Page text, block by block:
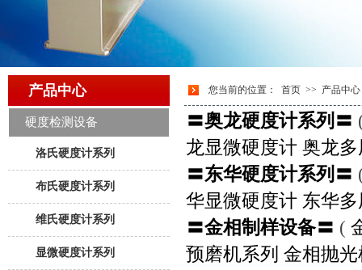
产品中心
硬度检测设备
洛氏硬度计系列
布氏硬度计系列
维氏硬度计系列
显微硬度计系列
您当前的位置： 首页 >> 产品中心
〓奥龙硬度计系列〓
龙显微硬度计 奥龙
〓东华硬度计系列〓
华显微硬度计 东华
〓金相制样设备〓 (
预磨机系列 金相抛